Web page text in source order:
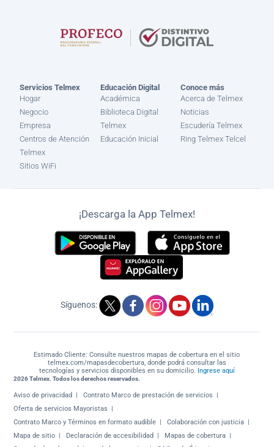
Servicios Telmex
Hogar
Negocio
Empresa
Centros de Atención
Telmex
Sitios WiFi
Educación Digital
Académica
Biblioteca Digital
Telmex
Educación Inicial
Conoce más
Acerca de Telmex
Noticias
Escudería Telmex
Ring Telmex Telcel
¡Descarga la App Telmex!
Síguenos:
Estimado Cliente: Consulte nuestros mapas de cobertura en el sitio
telmex.com/mapasdecobertura, donde podrá consultar las
tecnologías y servicios disponibles en su domicilio. Ingrese aquí
2026 Telmex. Todos los derechos reservados.
Aviso de privacidad
Contrato Marco de prestación de servicios
Oferta de servicios Mayoristas
Contrato Marco y Términos en formato audible
Colaboración con justicia
Mapa de sitio
Declaración de accesibilidad
Mapas de cobertura